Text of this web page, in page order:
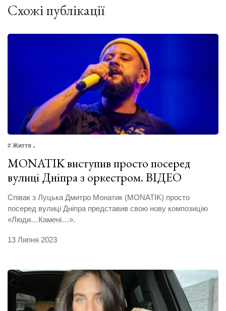
Схожі публікації
# Життя
MONATIK виступив просто посеред
вулиці Дніпра з оркестром. ВІДЕО
Співак з Луцька Дмитро Монатик (MONATIK) просто
посеред вулиці Дніпра представив свою нову композицію
«Люди…Камені…».
13 Липня 2023